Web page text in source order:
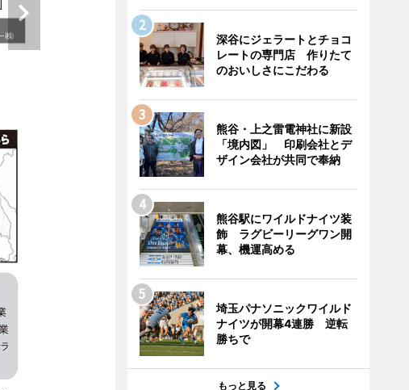
深谷にジェラートとチョコ
レートの専門店 作りたて
のおいしさにこだわる
熊谷・上之雷電神社に新設
「境内図」 印刷会社とデ
ザイン会社が共同で奉納
熊谷駅にワイルドナイツ装
飾 ラグビーリーグワン開
幕、機運高める
埼玉パナソニックワイルド
ナイツが開幕4連勝 逆転
勝ちで
もっと見る